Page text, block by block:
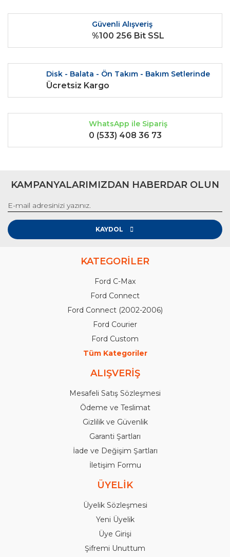
Güvenli Alışveriş
%100 256 Bit SSL
Disk - Balata - Ön Takım - Bakım Setlerinde
Ücretsiz Kargo
WhatsApp ile Sipariş
0 (533) 408 36 73
KAMPANYALARIMIZDAN HABERDAR OLUN
KAYDOL
KATEGORİLER
Ford C-Max
Ford Connect
Ford Connect (2002-2006)
Ford Courier
Ford Custom
Tüm Kategoriler
ALIŞVERİŞ
Mesafeli Satış Sözleşmesi
Ödeme ve Teslimat
Gizlilik ve Güvenlik
Garanti Şartları
İade ve Değişim Şartları
İletişim Formu
ÜYELİK
Üyelik Sözleşmesi
Yeni Üyelik
Üye Girişi
Şifremi Unuttum